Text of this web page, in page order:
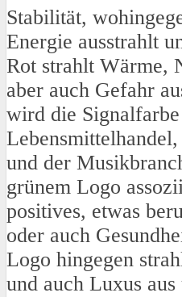
Stabilität,
Energie ausstrahlt
Rot strahlt Wärme,
aber auch Gefahr
wird die
und der
grünem Logo
positives, etwas
oder auch
Logo hingegen
und auch Luxus